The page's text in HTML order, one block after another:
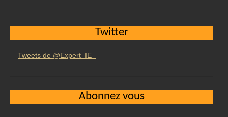
Twitter
Tweets de @Expert_IE_
Abonnez vous